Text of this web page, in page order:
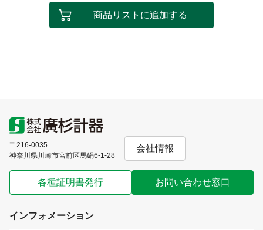
商品リストに追加する
〒216-0035
神奈川県川崎市宮前区馬絹6-1-28
会社情報
各種証明書発行 お問い合わせ窓口
インフォメーション